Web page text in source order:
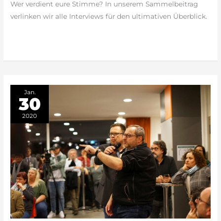
Wer verdient eure Stimme? In unserem Sammelbeitrag
verlinken wir alle Interviews für den ultimativen Überblick.
Jan.
30
2020